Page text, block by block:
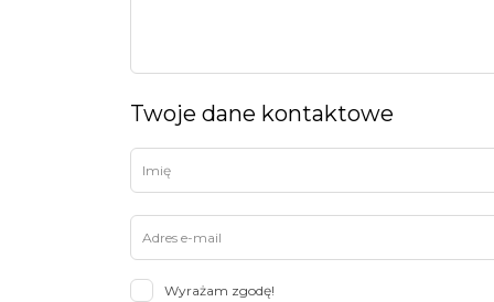
Twoje dane kontaktowe
Wyrażam zgodę!